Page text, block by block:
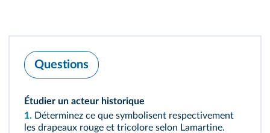
Questions
Étudier un acteur historique
1. Déterminez ce que symbolisent respectivement
les drapeaux rouge et tricolore selon Lamartine.